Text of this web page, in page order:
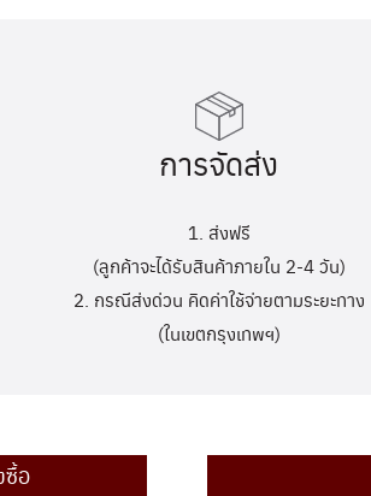
การจัดส่ง
1. ส่งฟรี
(ลูกค้าจะได้รับสินค้าภายใน 2-4 วัน)
2. กรณีส่งด่วน คิดค่าใช้จ่ายตามระยะทาง
(ในเขตกรุงเทพฯ)
ซื้อ